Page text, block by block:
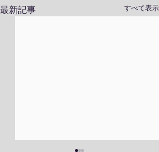
最新記事 すべて表示